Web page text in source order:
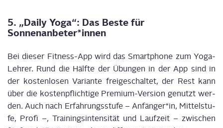
5. „Dai­ly Yoga“: Das Bes­te für
Sonnenanbeter*innen
Bei die­ser Fit­ness-App wird das Smart­phone zum Yoga-
Leh­rer. Rund die Hälf­te der Übun­gen in der App sind in
der kos­ten­lo­sen Vari­an­te frei­ge­schal­tet, der Rest kann
über die kos­ten­pflich­ti­ge Pre­mi­um-Ver­si­on genutzt wer­
den. Auch nach Erfah­rungs­stu­fe – Anfänger*in, Mit­tel­stu­
fe, Pro­fi –, Trai­nings­in­ten­si­tät und Lauf­zeit – zwi­schen